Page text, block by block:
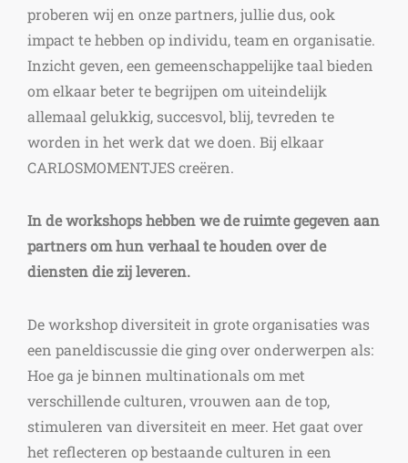
proberen wij en onze partners, jullie dus, ook
impact te hebben op individu, team en organisatie.
Inzicht geven, een gemeenschappelijke taal bieden
om elkaar beter te begrijpen om uiteindelijk
allemaal gelukkig, succesvol, blij, tevreden te
worden in het werk dat we doen. Bij elkaar
CARLOSMOMENTJES creëren.
In de workshops hebben we de ruimte gegeven aan
partners om hun verhaal te houden over de
diensten die zij leveren.
De workshop diversiteit in grote organisaties was
een paneldiscussie die ging over onderwerpen als:
Hoe ga je binnen multinationals om met
verschillende culturen, vrouwen aan de top,
stimuleren van diversiteit en meer. Het gaat over
het reflecteren op bestaande culturen in een